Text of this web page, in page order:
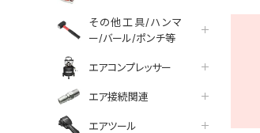
その他工具/ハンマ
ー/バール/ポンチ等
エアコンプレッサー
エア接続関連
エアツール